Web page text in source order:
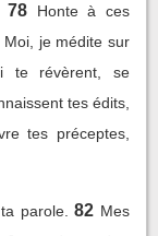
78
Honte à ces
je médite sur
te révèrent, se
tes édits,
tes préceptes,
parole. 82 Mes